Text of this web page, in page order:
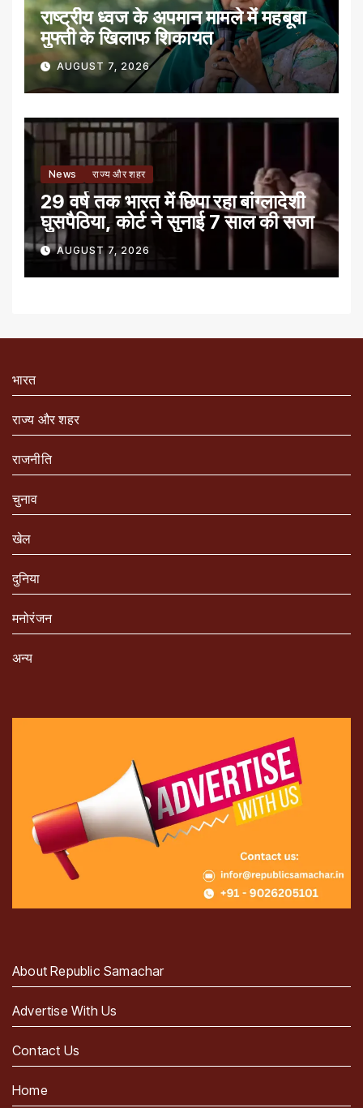
राष्ट्रीय ध्वज के अपमान मामले में महबूबा
मुफ्ती के खिलाफ शिकायत
AUGUST 7, 2026
News राज्य और शहर
29 वर्ष तक भारत में छिपा रहा बांग्लादेशी
घुसपैठिया, कोर्ट ने सुनाई 7 साल की सजा
AUGUST 7, 2026
भारत
राज्य और शहर
राजनीति
चुनाव
खेल
दुनिया
मनोरंजन
अन्य
About Republic Samachar
Advertise With Us
Contact Us
Home